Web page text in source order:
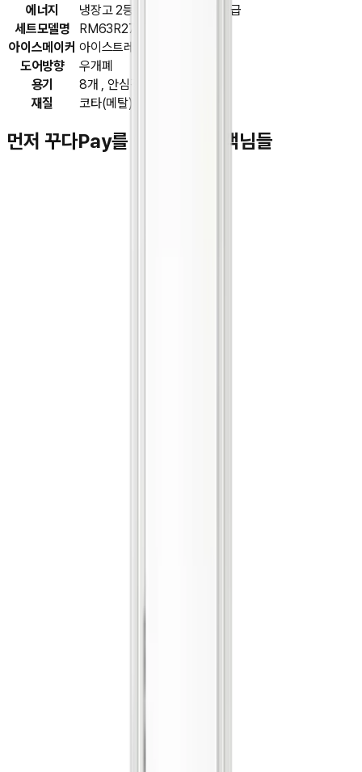
에너지
냉장고 2등급 , 김치냉장고 1등급
세트모델명
RM63R27915ARQ
아이스메이커 아이스트레이
도어방향
우개폐
용기
8개 , 안심김치통
재질
코타(메탈)
먼저 꾸다Pay를 이용하신 고객님들